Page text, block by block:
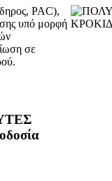
PAC),
υπό μορφή
σε